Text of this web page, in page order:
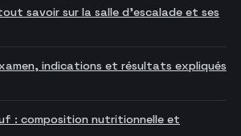
savoir sur la salle d'escalade et ses
indications et résultats expliqués
: composition nutritionnelle et